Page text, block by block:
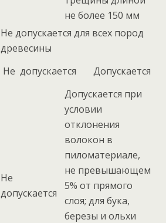
не более 150 мм
Не допускается для всех пород
древесины
Не допускается Допускается
Не
допускается
Допускается при
условии
отклонения
волокон в
пиломатериале,
не превышающем
5% от прямого
слоя; для бука,
березы и ольхи